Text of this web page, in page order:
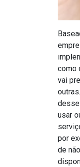
como
vai
usar
por
de